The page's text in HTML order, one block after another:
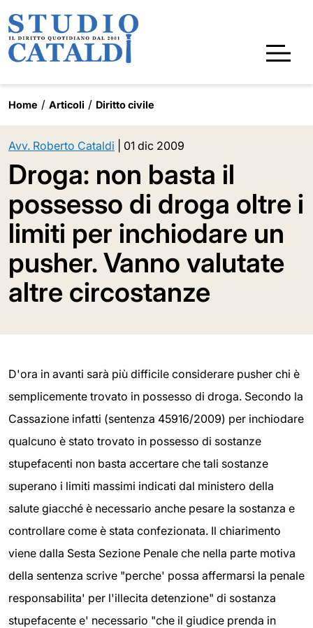
Home Articoli Diritto civile
Avv. Roberto Cataldi 01 dic 2009
Droga: non basta il
possesso di droga oltre i
limiti per inchiodare un
pusher. Vanno valutate
altre circostanze
D'ora in avanti sarà più difficile considerare pusher chi è
semplicemente trovato in possesso di droga. Secondo la
Cassazione infatti (sentenza 45916/2009) per inchiodare
qualcuno è stato trovato in possesso di sostanze
stupefacenti non basta accertare che tali sostanze
superano i limiti massimi indicati dal ministero della
salute giacché è necessario anche pesare la sostanza e
controllare come è stata confezionata. Il chiarimento
viene dalla Sesta Sezione Penale che nella parte motiva
della sentenza scrive "perche' possa affermarsi la penale
responsabilita' per l'illecita detenzione" di sostanza
stupefacente e' necessario "che il giudice prenda in